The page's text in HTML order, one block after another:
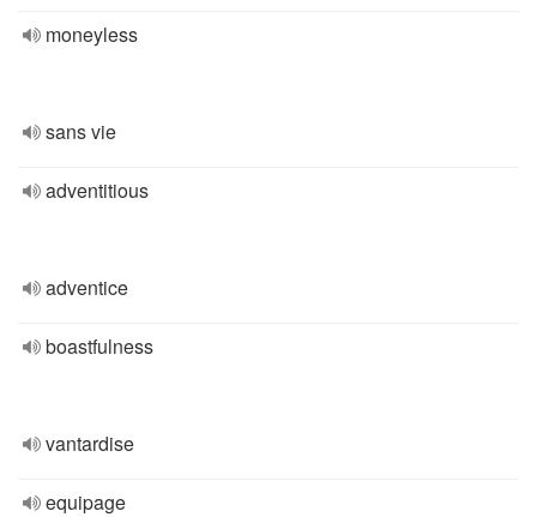
moneyless
sans vie
adventitious
adventice
boastfulness
vantardise
equipage